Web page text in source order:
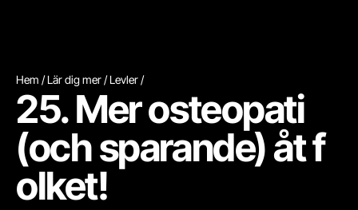
Hem Lär dig mer Levler
25. Mer osteopati
(och sparande) åt f
olket!